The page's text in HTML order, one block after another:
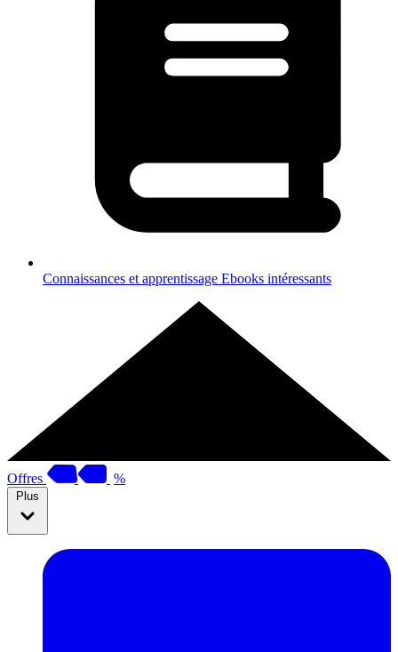
Connaissances et apprentissage Ebooks intéressants
Offres %
Plus